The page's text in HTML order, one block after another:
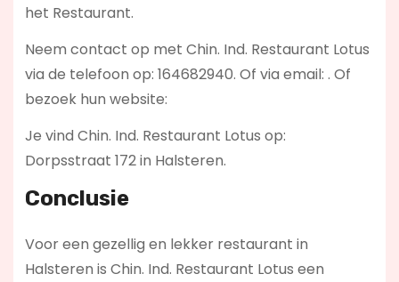
het Restaurant.
Neem contact op met Chin. Ind. Restaurant Lotus
via de telefoon op: 164682940. Of via email: . Of
bezoek hun website:
Je vind Chin. Ind. Restaurant Lotus op:
Dorpsstraat 172 in Halsteren.
Conclusie
Voor een gezellig en lekker restaurant in
Halsteren is Chin. Ind. Restaurant Lotus een